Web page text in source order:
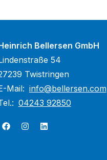
Bellersen GmbH
54
Twistringen
Mail: info@bellersen.com
04243 92850